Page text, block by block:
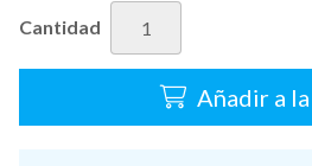
Cantidad
Añadir a